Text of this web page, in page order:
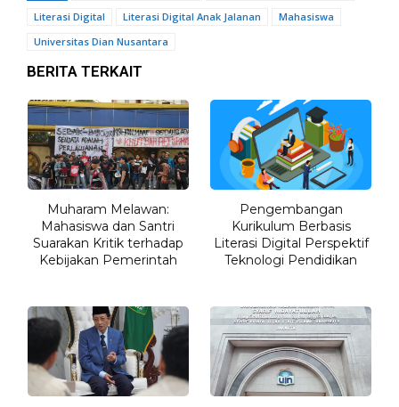
Literasi Digital
Literasi Digital Anak Jalanan
Mahasiswa
Universitas Dian Nusantara
BERITA TERKAIT
Muharam Melawan:
Mahasiswa dan Santri
Suarakan Kritik terhadap
Kebijakan Pemerintah
Pengembangan
Kurikulum Berbasis
Literasi Digital Perspektif
Teknologi Pendidikan